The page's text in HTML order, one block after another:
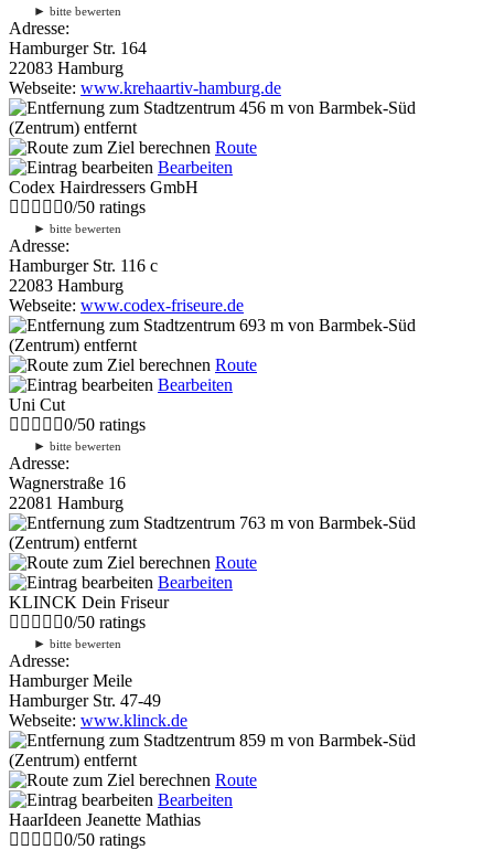
► bitte bewerten
Adresse:
Hamburger Str. 164
22083 Hamburg
Webseite: www.krehaartiv-hamburg.de
456 m von Barmbek-Süd
(Zentrum) entfernt
Route
Bearbeiten
Codex Hairdressers GmbH
0/50 ratings
► bitte bewerten
Adresse:
Hamburger Str. 116 c
22083 Hamburg
Webseite: www.codex-friseure.de
693 m von Barmbek-Süd
(Zentrum) entfernt
Route
Bearbeiten
Uni Cut
0/50 ratings
► bitte bewerten
Adresse:
Wagnerstraße 16
22081 Hamburg
763 m von Barmbek-Süd
(Zentrum) entfernt
Route
Bearbeiten
KLINCK Dein Friseur
0/50 ratings
► bitte bewerten
Adresse:
Hamburger Meile
Hamburger Str. 47-49
Webseite: www.klinck.de
859 m von Barmbek-Süd
(Zentrum) entfernt
Route
Bearbeiten
HaarIdeen Jeanette Mathias
0/50 ratings